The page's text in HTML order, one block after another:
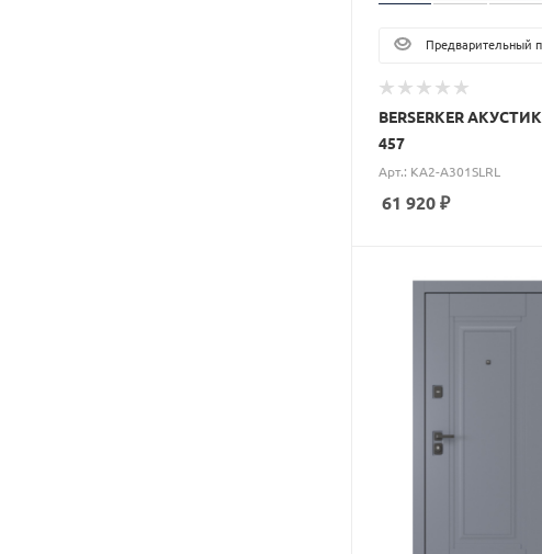
Предварительный
BERSERKER
457
Арт.: KA2-A301SLRL
61 920₽